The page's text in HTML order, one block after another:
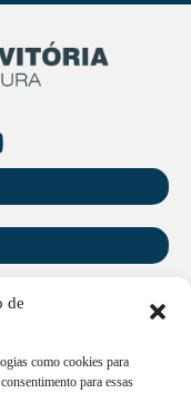
de
como cookies para
para essas